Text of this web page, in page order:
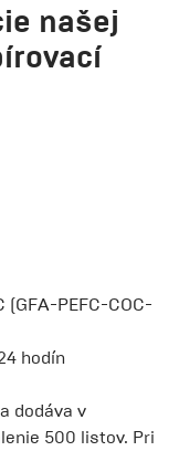
našej
(GFA-PEFC-COC-
hodín
dodáva v
500 listov. Pri